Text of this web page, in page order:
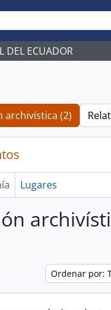
DEL ECUADOR
archivística (2)
Lugares
Ordenar por: